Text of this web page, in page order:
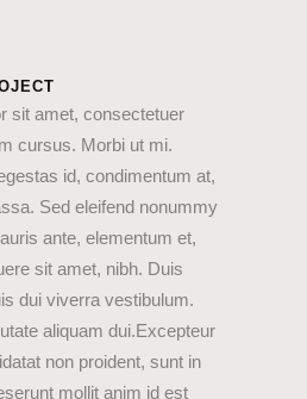
sit amet, consectetuer
cursus. Morbi ut mi.
id, condimentum at,
Sed eleifend nonummy
ante, elementum et,
sit amet, nibh. Duis
dui viverra vestibulum.
aliquam dui.Excepteur
non proident, sunt in
mollit anim id est